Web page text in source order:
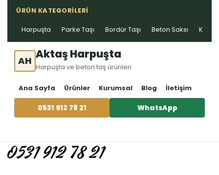
ÜRÜN KATEGORILERI
Harpuşta Parke Taşı Bordür Taşı Beton Saksı Kablo
AH Aktaş Harpuşta
Harpuşta ve beton taş ürünleri
Ana Sayfa Ürünler Kurumsal Blog İletişim
0531 912 78 21 WhatsApp
0531 912 78 21